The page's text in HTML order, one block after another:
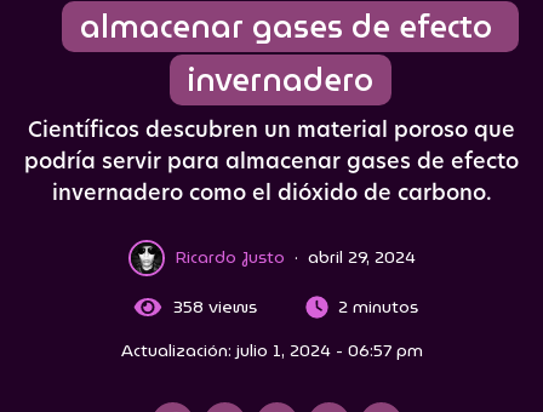
almacenar gases de efecto
invernadero
Científicos descubren un material poroso que
podría servir para almacenar gases de efecto
invernadero como el dióxido de carbono.
Ricardo Justo · abril 29, 2024
358 views
2 minutos
Actualización: julio 1, 2024 - 06:57 pm